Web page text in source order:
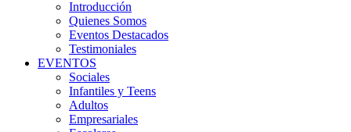
Introducción
Quienes Somos
Eventos Destacados
Testimoniales
EVENTOS
Sociales
Infantiles y Teens
Adultos
Empresariales